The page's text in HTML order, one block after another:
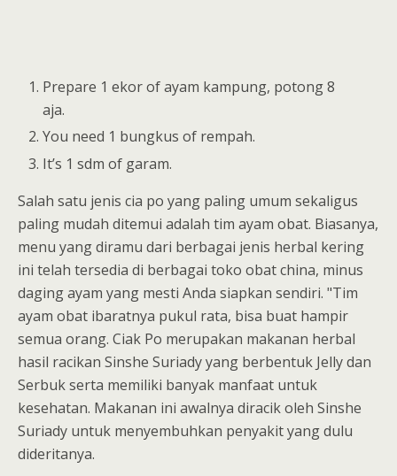
Prepare 1 ekor of ayam kampung, potong 8
aja.
You need 1 bungkus of rempah.
It’s 1 sdm of garam.
Salah satu jenis cia po yang paling umum sekaligus
paling mudah ditemui adalah tim ayam obat. Biasanya,
menu yang diramu dari berbagai jenis herbal kering
ini telah tersedia di berbagai toko obat china, minus
daging ayam yang mesti Anda siapkan sendiri. "Tim
ayam obat ibaratnya pukul rata, bisa buat hampir
semua orang. Ciak Po merupakan makanan herbal
hasil racikan Sinshe Suriady yang berbentuk Jelly dan
Serbuk serta memiliki banyak manfaat untuk
kesehatan. Makanan ini awalnya diracik oleh Sinshe
Suriady untuk menyembuhkan penyakit yang dulu
dideritanya.